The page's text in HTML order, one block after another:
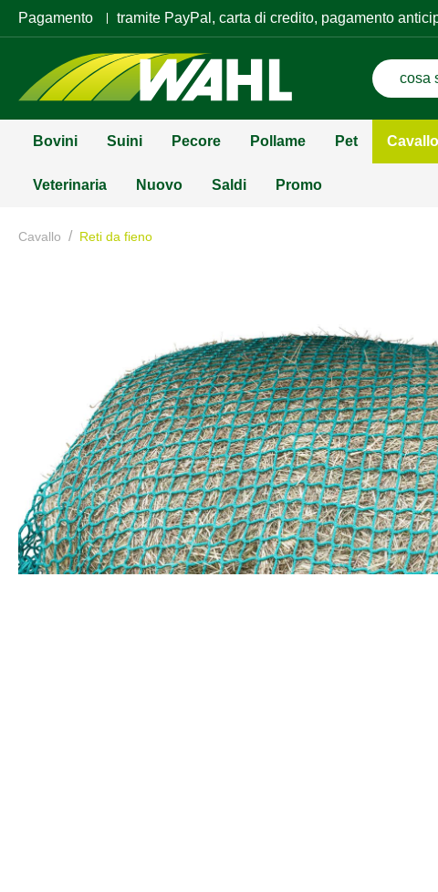
Pagamento tramite PayPal, carta di credito, pagamento
Bovini Suini Pecore Pollame Pet Cavallo
Veterinaria Nuovo Saldi Promo
Cavallo / Reti da fieno